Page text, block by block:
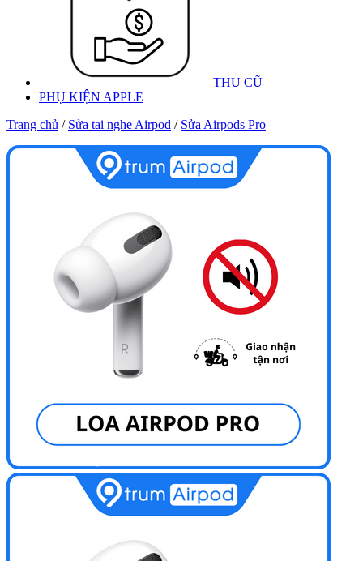
THU CŨ
PHỤ KIỆN APPLE
Trang chủ / Sửa tai nghe Airpod / Sửa Airpods Pro